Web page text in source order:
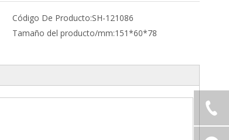
Código De Producto:SH-121086
Tamaño del producto/mm:151*60*78